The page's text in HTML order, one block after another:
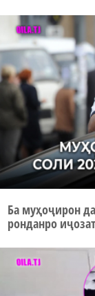
Ба муҳоҷирон
ронданро